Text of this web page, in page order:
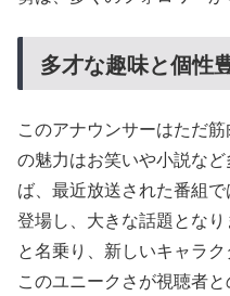
多才な趣味と個性
このアナウンサーはただ
の魅力はお笑いや小説な
ば、最近放送された番組
登場し、大きな話題とな
と名乗り、新しいキャラ
このユニークさが視聴者